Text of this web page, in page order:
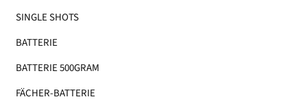
SINGLE SHOTS
BATTERIE
BATTERIE 500GRAM
FÄCHER-BATTERIE